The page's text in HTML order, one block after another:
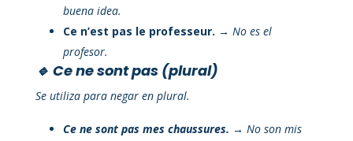
buena idea.
Ce n’est pas le professeur. → No es el
profesor.
🔹 Ce ne sont pas (plural)
Se utiliza para negar en plural.
Ce ne sont pas mes chaussures. → No son mis